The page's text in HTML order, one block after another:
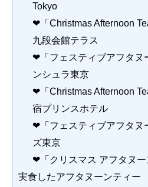
Tokyo
❤「Christmas Afternoon
九段会館テラス
❤「フェスティブアフタヌ
ンシュラ東京
❤「Christmas Afternoon
宿プリンスホテル
❤「フェスティブアフタヌ
ズ東京
❤「クリスマス アフタヌ
実食したアフタヌーンティー